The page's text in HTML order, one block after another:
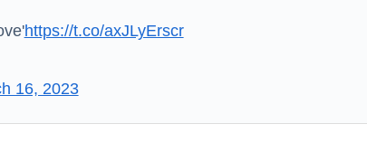
https://t.co/axJLyErscr
16, 2023